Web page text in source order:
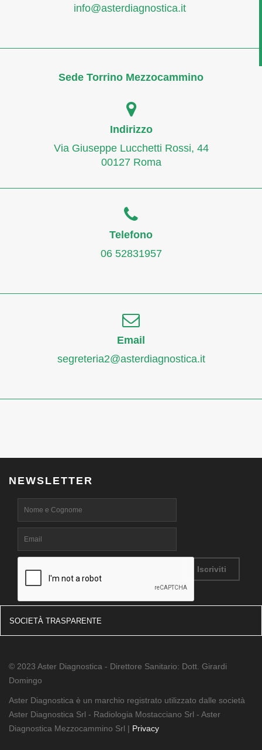
info@asterdiagnostica.it
Sede Torrino Mezzocammino
Indirizzo
Via Giuseppe Lucchetti Rossi, 44
00127 Roma
Telefono
06 52831957
Email
segreteria2@asterdiagnostica.it
NEWSLETTER
SOCIETÀ TRASPARENTE
© 2023 Aster Diagnostica - Direttore Sanitario: Dott. Girardi
Domingo
Aster Diagnostica è un marchio registrato utilizzato dalle società
Aster Diagnostica Srl - Radiologia Mostacciano Srl - Aster
Diagnostica Mezzocammino Srl | Privacy